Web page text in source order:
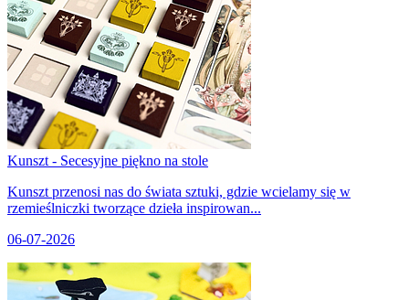
Kunszt - Secesyjne piękno na stole
Kunszt przenosi nas do świata sztuki, gdzie wcielamy się w
rzemieślniczki tworzące dzieła inspirowan...
06-07-2026